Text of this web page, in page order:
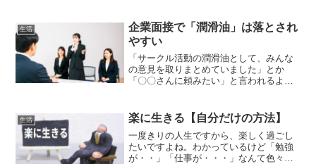
がありませんか？その原因と行動する解
決方法をお知らせします。
生活
企業面接で「潤滑油」は落とされ
やすい
「サークル活動の潤滑油として、みんな
の意見を取りまとめていました」とか
「〇〇さんに頼みたい」と言われるよう
正直”あるある”なフレーズなので、聞き飽
きてしまっています。
生活 楽に生きる【自分だけの方法】
一度きりの人生ですから、楽しく過ごし
たいですよね。わかっているけど「勉強
が・・」「仕事が・・・」なんて色々な